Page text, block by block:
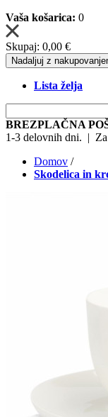
Vaša košarica: 0
Skupaj: 0,00 €
Nadaljuj z
Lista želja
BREZPLAČNA
1-3 delovnih dni. | Za
Domov /
Skodelica in